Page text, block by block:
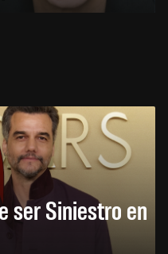
ser Siniestro en